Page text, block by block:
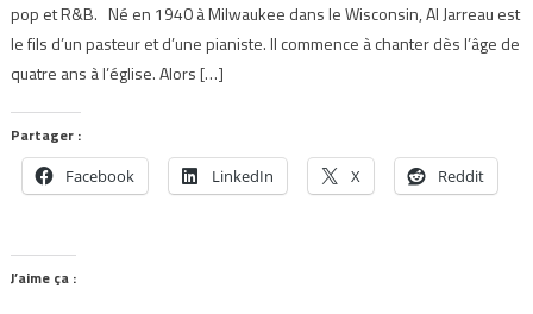
pop et R&B. Né en 1940 à Milwaukee dans le Wisconsin, Al Jarreau est
le fils d’un pasteur et d’une pianiste. Il commence à chanter dès l’âge de
quatre ans à l’église. Alors […]
Partager :
Facebook LinkedIn X Reddit
J’aime ça :